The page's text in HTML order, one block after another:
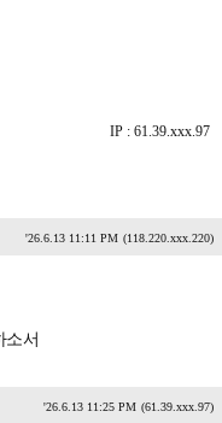
IP : 61.39.xxx.97
'26.6.13 11:11 PM (118.220.xxx.220)
소서
'26.6.13 11:25 PM (61.39.xxx.97)